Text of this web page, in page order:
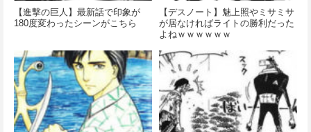
【進撃の巨人】最新話で印象が
180度変わったシーンがこちら
【デスノート】魅上照やミサミサ
が居なければライトの勝利だった
よねｗｗｗｗｗｗ